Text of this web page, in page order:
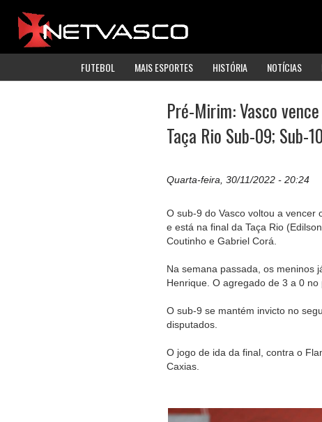
FUTEBOL MAIS ESPORTES HISTÓRIA NOTÍCIAS
Pré-Mirim: Vasco
Taça Rio Sub-09; Sub-
Quarta-feira, 30/11/2022 - 20:24
O sub-9 do Vasco voltou a
e está na final da Taça Rio
Coutinho e Gabriel Corá.
Na semana passada, os meninos
Henrique. O agregado de 3 a 0
O sub-9 se mantém invicto no
disputados.
O jogo de ida da final, contra o
Caxias.